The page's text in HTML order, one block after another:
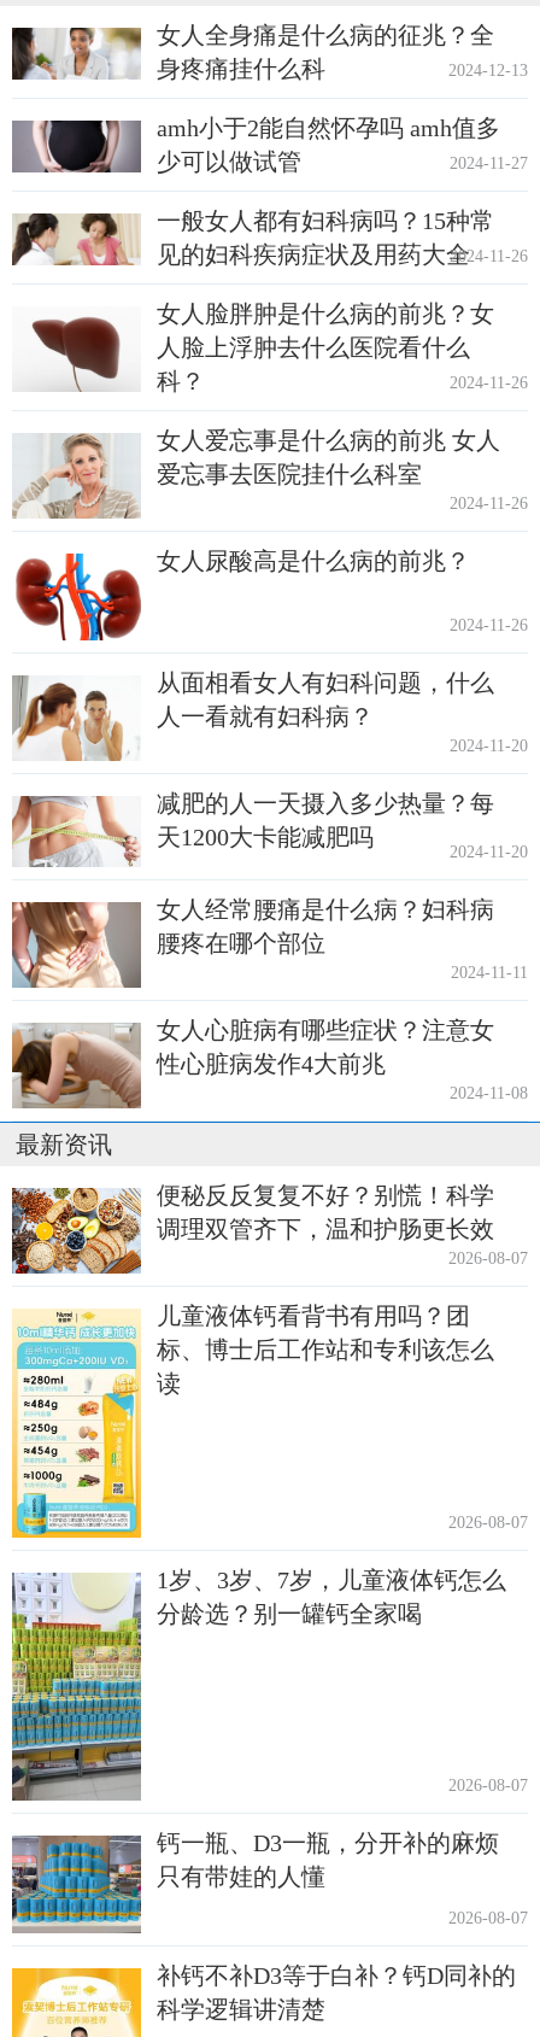
女人全身痛是什么病的征兆？全
身疼痛挂什么科
2024-12-13
amh小于2能自然怀孕吗 amh值多
少可以做试管
2024-11-27
一般女人都有妇科病吗？15种常
见的妇科疾病症状及用药大全2024-11-26
女人脸胖肿是什么病的前兆？女
人脸上浮肿去什么医院看什么
科？
2024-11-26
女人爱忘事是什么病的前兆 女人
爱忘事去医院挂什么科室
2024-11-26
女人尿酸高是什么病的前兆？
2024-11-26
从面相看女人有妇科问题，什么
人一看就有妇科病？
2024-11-20
减肥的人一天摄入多少热量？每
天1200大卡能减肥吗
2024-11-20
女人经常腰痛是什么病？妇科病
腰疼在哪个部位
2024-11-11
女人心脏病有哪些症状？注意女
性心脏病发作4大前兆
2024-11-08
最新资讯
便秘反反复复不好？别慌！科学
调理双管齐下，温和护肠更长效
2026-08-07
儿童液体钙看背书有用吗？团
标、博士后工作站和专利该怎么
读
2026-08-07
1岁、3岁、7岁，儿童液体钙怎么
分龄选？别一罐钙全家喝
2026-08-07
钙一瓶、D3一瓶，分开补的麻烦
只有带娃的人懂
2026-08-07
补钙不补D3等于白补？钙D同补的
科学逻辑讲清楚